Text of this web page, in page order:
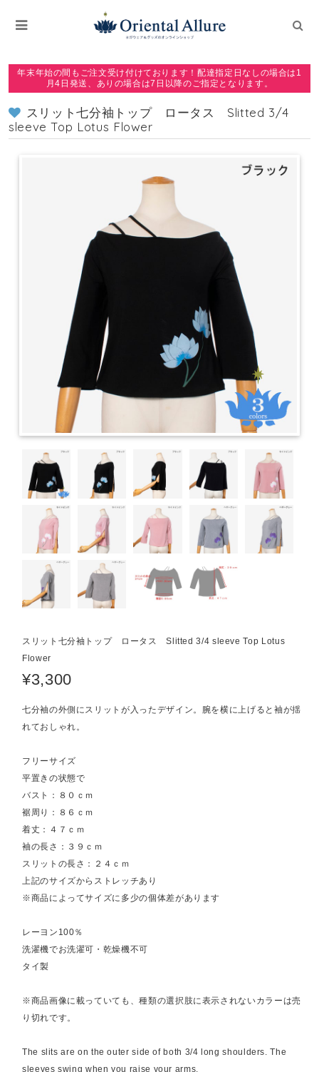
年末年始の間もご注文受け付けております！配達指定日なしの場合は1
月4日発送、ありの場合は7日以降のご指定となります。
スリット七分袖トップ ロータス Slitted 3/4
sleeve Top Lotus Flower
スリット七分袖トップ ロータス Slitted 3/4 sleeve Top Lotus
Flower
¥3,300
七分袖の外側にスリットが入ったデザイン。腕を横に上げると袖が揺
れておしゃれ。
フリーサイズ
平置きの状態で
バスト：８０ｃｍ
裾周り：８６ｃｍ
着丈：４７ｃｍ
袖の長さ：３９ｃｍ
スリットの長さ：２４ｃｍ
上記のサイズからストレッチあり
※商品によってサイズに多少の個体差があります
レーヨン100％
洗濯機でお洗濯可・乾燥機不可
タイ製
※商品画像に載っていても、種類の選択肢に表示されないカラーは売
り切れです。
The slits are on the outer side of both 3/4 long shoulders. The
sleeves swing when you raise your arms.